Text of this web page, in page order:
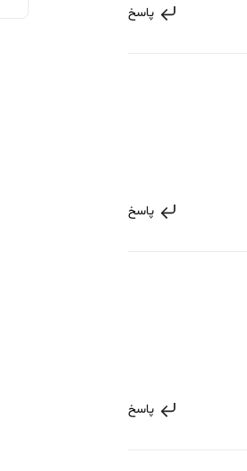
پاسخ
پاسخ
پاسخ